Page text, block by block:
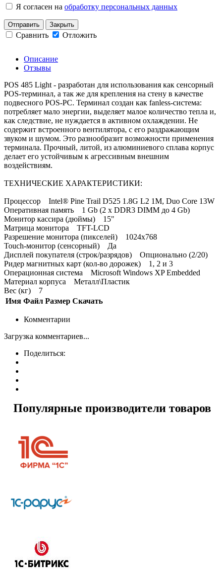
Я согласен на обработку персональных данных
Отправить Закрыть
Сравнить Отложить
Описание
Отзывы
POS 485 Light - разработан для использования как сенсорный
POS-терминал, а так же для крепления на стену в качестве
подвесного POS-PC. Терминал создан как fanless-система:
потребляет мало энергии, выделяет малое количество тепла и,
как следствие, не нуждается в активном охлаждении. Не
содержит встроенного вентилятора, с его раздражающим
звуком и шумом. Это разнообразит возможности применения
терминала. Прочный, литой, из алюминиевого сплава корпус
делает его устойчивым к агрессивным внешним
воздействиям.
ТЕХНИЧЕСКИЕ ХАРАКТЕРИСТИКИ:
Процессор Intel® Pine Trail D525 1.8G L2 1M, Duo Core 13W
Оперативная память 1 Gb (2 x DDR3 DIMM до 4 Gb)
Монитор кассира (дюймы) 15"
Матрица монитора TFT-LCD
Разрешение монитора (пикселей) 1024х768
Touch-монитор (сенсорный) Да
Дисплей покупателя (строк/разрядов) Опционально (2/20)
Ридер магнитных карт (кол-во дорожек) 1, 2 и 3
Операционная система Microsoft Windows XP Embedded
Материал корпуса Металл\Пластик
Вес (кг) 7
Имя Файл Размер Скачать
Комментарии
Загрузка комментариев...
Поделиться:
Популярные производители товаров